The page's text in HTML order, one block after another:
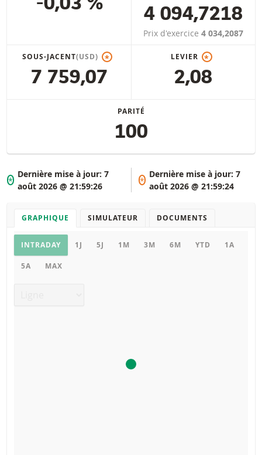
-0,03 %
4 094,7218
Prix d'exercice 4 034,2087
SOUS-JACENT(USD) *
7 759,07
LEVIER *
2,08
PARITÉ
100
*
Dernière mise à jour:7
août 2026 @ 21:59:26
*
Dernière mise à jour: 7
août 2026 @ 21:59:24
GRAPHIQUE SIMULATEUR DOCUMENTS
Graphique
INTRADAY 1J 5J 1M 3M 6M YTD 1A
5A MAX